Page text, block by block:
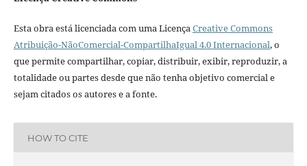
Esta obra está licenciada com uma LicençaCreative Commons
Atribuição-NãoComercial-CompartilhaIgual 4.0 Internacional, o
que permite compartilhar, copiar, distribuir, exibir, reproduzir, a
totalidade ou partes desde que não tenha objetivo comercial e
sejam citados os autores e a fonte.
HOW TO CITE